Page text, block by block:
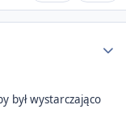
był wystarczająco